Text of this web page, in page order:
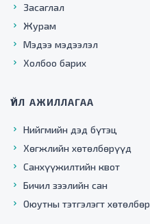
Засаглал
Журам
Мэдээ мэдээлэл
Холбоо барих
ҮЙЛ АЖИЛЛАГАА
Нийгмийн дэд бүтэц
Хөгжлийн хөтөлбөрүүд
Санхүүжилтийн квот
Бичил зээлийн сан
Оюутны тэтгэлэгт хөтөлбөр